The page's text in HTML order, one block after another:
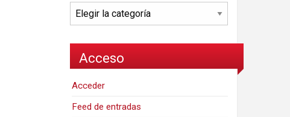
Categorías
Acceso
Acceder
Feed de entradas